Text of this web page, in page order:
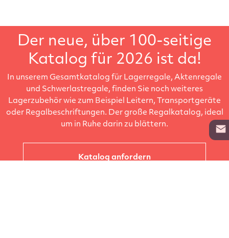
Der neue, über 100-seitige
Katalog für 2026 ist da!
In unserem Gesamtkatalog für Lagerregale, Aktenregale
und Schwerlastregale, finden Sie noch weiteres
Lagerzubehör wie zum Beispiel Leitern, Transportgeräte
oder Regalbeschriftungen. Der große Regalkatalog, ideal
um in Ruhe darin zu blättern.
Katalog anfordern